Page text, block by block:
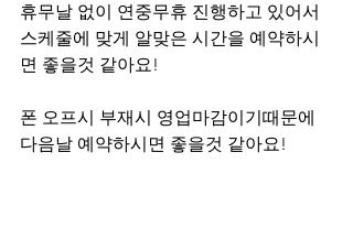
휴무날 없이 연중무휴 진행하고 있어서
스케줄에 맞게 알맞은 시간을 예약하시
면 좋을것 같아요!
폰 오프시 부재시 영업마감이기때문에
다음날 예약하시면 좋을것 같아요!